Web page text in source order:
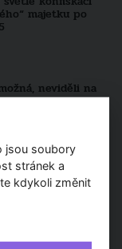
majetku po
neviděli na
2018
jsou soubory
stránek a
kdykoli změnit